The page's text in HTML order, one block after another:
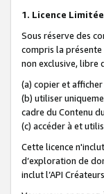
1. Licence
Sous réserve des
compris la présente
non exclusive, libre
(a) copier et
(b) utiliser
cadre du Contenu
(c) accéder à et
Cette licence
d’exploration de
inclut l’API